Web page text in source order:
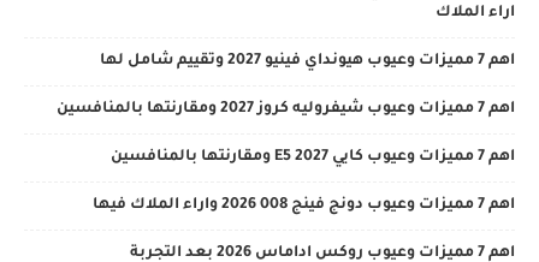
اراء الملاك
اهم 7 مميزات وعيوب هيونداي فينيو 2027 وتقييم شامل لها
اهم 7 مميزات وعيوب شيفروليه كروز 2027 ومقارنتها بالمنافسين
اهم 7 مميزات وعيوب كايي E5 2027 ومقارنتها بالمنافسين
اهم 7 مميزات وعيوب دونج فينج 008 2026 واراء الملاك فيها
اهم 7 مميزات وعيوب روكس اداماس 2026 بعد التجربة